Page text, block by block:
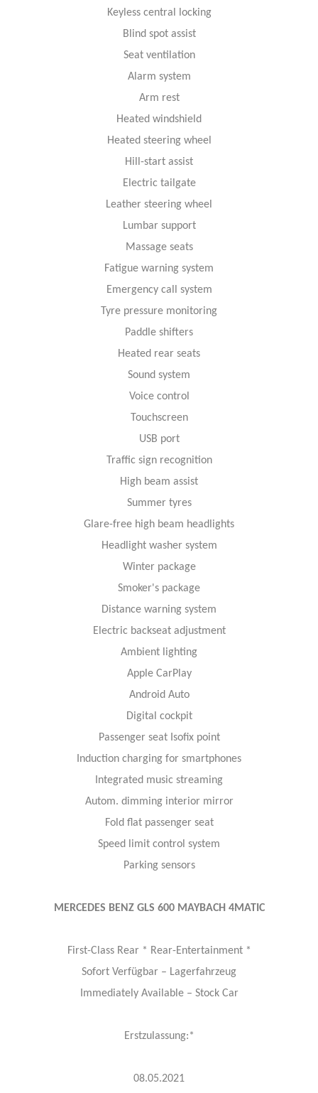
Keyless central locking
Blind spot assist
Seat ventilation
Alarm system
Arm rest
Heated windshield
Heated steering wheel
Hill-start assist
Electric tailgate
Leather steering wheel
Lumbar support
Massage seats
Fatigue warning system
Emergency call system
Tyre pressure monitoring
Paddle shifters
Heated rear seats
Sound system
Voice control
Touchscreen
USB port
Traffic sign recognition
High beam assist
Summer tyres
Glare-free high beam headlights
Headlight washer system
Winter package
Smoker's package
Distance warning system
Electric backseat adjustment
Ambient lighting
Apple CarPlay
Android Auto
Digital cockpit
Passenger seat Isofix point
Induction charging for smartphones
Integrated music streaming
Autom. dimming interior mirror
Fold flat passenger seat
Speed limit control system
Parking sensors
MERCEDES BENZ GLS 600 MAYBACH 4MATIC
First-Class Rear * Rear-Entertainment *
Sofort Verfügbar – Lagerfahrzeug
Immediately Available – Stock Car
Erstzulassung:*
08.05.2021